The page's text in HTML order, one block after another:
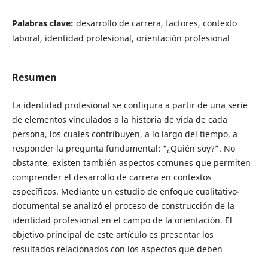
Palabras clave: desarrollo de carrera, factores, contexto
laboral, identidad profesional, orientación profesional
Resumen
La identidad profesional se configura a partir de una serie
de elementos vinculados a la historia de vida de cada
persona, los cuales contribuyen, a lo largo del tiempo, a
responder la pregunta fundamental: “¿Quién soy?”. No
obstante, existen también aspectos comunes que permiten
comprender el desarrollo de carrera en contextos
específicos. Mediante un estudio de enfoque cualitativo-
documental se analizó el proceso de construcción de la
identidad profesional en el campo de la orientación. El
objetivo principal de este artículo es presentar los
resultados relacionados con los aspectos que deben